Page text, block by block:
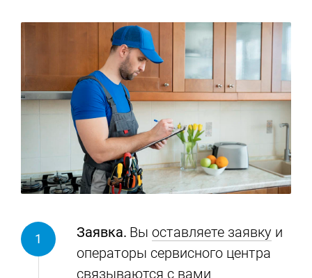
Заявка. Вы оставляете заявку и
операторы сервисного центра
связываются с вами